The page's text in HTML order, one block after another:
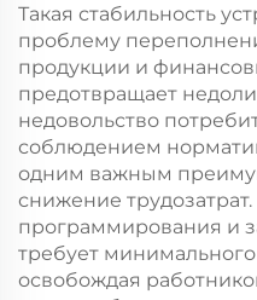
Такая стабильность
проблему
продукции и
предотвращает
недовольство
соблюдением
одним важным
снижение
программирования и
требует
освобождая